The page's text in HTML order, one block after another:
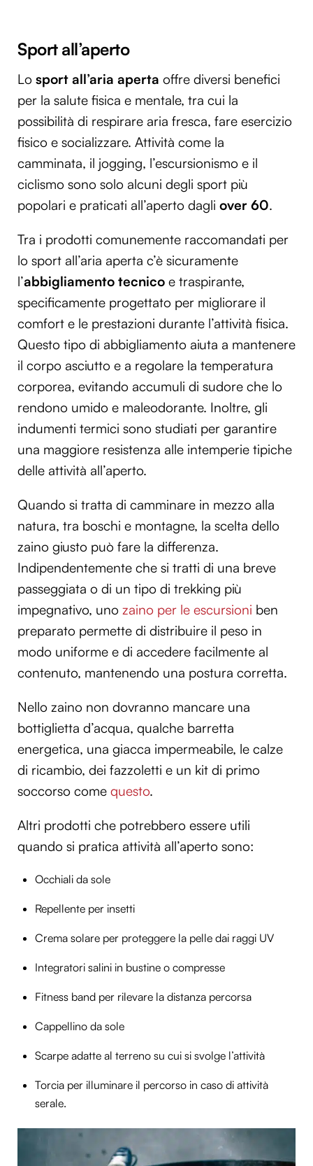
Sport all’aperto
Lo sport all’aria aperta offre diversi benefici
per la salute fisica e mentale, tra cui la
possibilità di respirare aria fresca, fare esercizio
fisico e socializzare. Attività come la
camminata, il jogging, l’escursionismo e il
ciclismo sono solo alcuni degli sport più
popolari e praticati all’aperto dagli over 60.
Tra i prodotti comunemente raccomandati per
lo sport all’aria aperta c’è sicuramente
l’abbigliamento tecnico e traspirante,
specificamente progettato per migliorare il
comfort e le prestazioni durante l’attività fisica.
Questo tipo di abbigliamento aiuta a mantenere
il corpo asciutto e a regolare la temperatura
corporea, evitando accumuli di sudore che lo
rendono umido e maleodorante. Inoltre, gli
indumenti termici sono studiati per garantire
una maggiore resistenza alle intemperie tipiche
delle attività all’aperto.
Quando si tratta di camminare in mezzo alla
natura, tra boschi e montagne, la scelta dello
zaino giusto può fare la differenza.
Indipendentemente che si tratti di una breve
passeggiata o di un tipo di trekking più
impegnativo, uno zaino per le escursioni ben
preparato permette di distribuire il peso in
modo uniforme e di accedere facilmente al
contenuto, mantenendo una postura corretta.
Nello zaino non dovranno mancare una
bottiglietta d’acqua, qualche barretta
energetica, una giacca impermeabile, le calze
di ricambio, dei fazzoletti e un kit di primo
soccorso come questo.
Altri prodotti che potrebbero essere utili
quando si pratica attività all’aperto sono:
Occhiali da sole
Repellente per insetti
Crema solare per proteggere la pelle dai raggi UV
Integratori salini in bustine o compresse
Fitness band per rilevare la distanza percorsa
Cappellino da sole
Scarpe adatte al terreno su cui si svolge l’attività
Torcia per illuminare il percorso in caso di attività
serale.